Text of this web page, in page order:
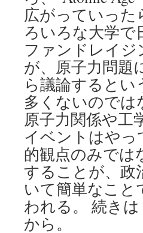
広がっていった
ろいろな大学で
ファンドレイ
が、原子力問題
ら議論すると
多くないので
原子力関係や工
イベントはや
的観点のみでは
することが、政
いて簡単なこ
われる。 続き
から。